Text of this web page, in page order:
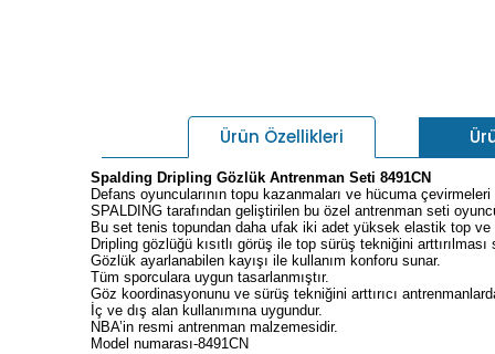
Ürün Özellikleri
Spalding Dripling Gözlük Antrenman Seti 8491CN
Defans oyuncularının topu kazanmaları ve hücuma
SPALDING tarafından geliştirilen bu özel antrenman seti
Bu set tenis topundan daha ufak iki adet yüksek elastik top ve
Dripling gözlüğü kısıtlı görüş ile top sürüş tekniğini
Gözlük ayarlanabilen kayışı ile kullanım konforu sunar.
Tüm sporculara uygun tasarlanmıştır.
Göz koordinasyonunu ve sürüş tekniğini arttırıcı
İç ve dış alan kullanımına uygundur.
NBA’in resmi antrenman malzemesidir.
Model numarası-8491CN